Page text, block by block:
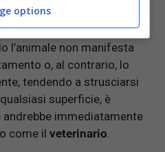
ilbenessere
eseguito in maniera
l’animale non manifesta
o, al contrario, lo
tendendo a strusciarsi
superficie, è
andrebbe immediatamente
come il veterinario.
options